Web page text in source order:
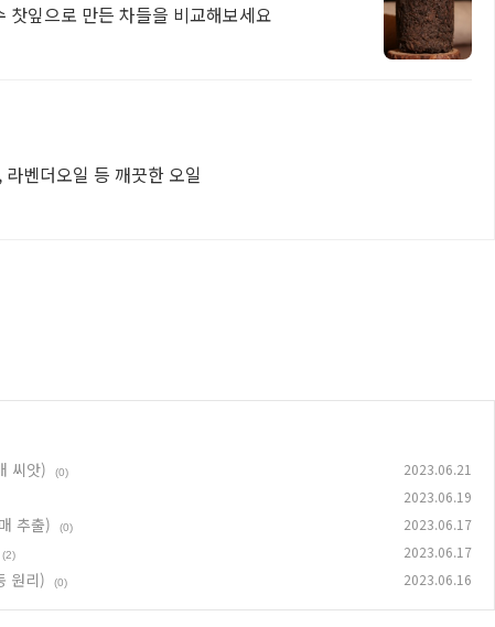
잎으로 만든 차들을 비교해보세요
벤더오일 등 깨끗한 오일
씨앗)
(0) 2023.06.21
2023.06.19
추출) (0) 2023.06.17
(2) 2023.06.17
원리) (0) 2023.06.16